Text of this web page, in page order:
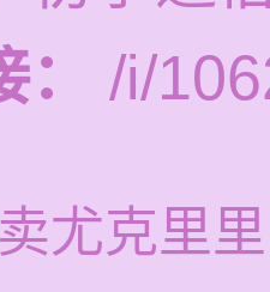
/i/
尤克里